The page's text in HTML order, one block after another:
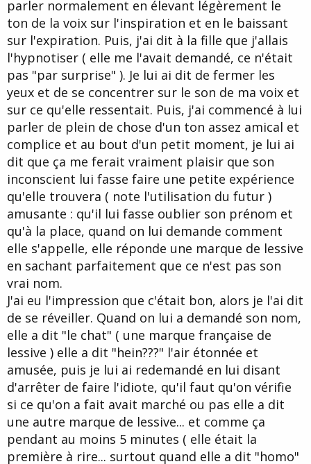
parler normalement en élevant légèrement le
ton de la voix sur l'inspiration et en le baissant
sur l'expiration. Puis, j'ai dit à la fille que j'allais
l'hypnotiser ( elle me l'avait demandé, ce n'était
pas "par surprise" ). Je lui ai dit de fermer les
yeux et de se concentrer sur le son de ma voix et
sur ce qu'elle ressentait. Puis, j'ai commencé à lui
parler de plein de chose d'un ton assez amical et
complice et au bout d'un petit moment, je lui ai
dit que ça me ferait vraiment plaisir que son
inconscient lui fasse faire une petite expérience
qu'elle trouvera ( note l'utilisation du futur )
amusante : qu'il lui fasse oublier son prénom et
qu'à la place, quand on lui demande comment
elle s'appelle, elle réponde une marque de lessive
en sachant parfaitement que ce n'est pas son
vrai nom.
J'ai eu l'impression que c'était bon, alors je l'ai dit
de se réveiller. Quand on lui a demandé son nom,
elle a dit "le chat" ( une marque française de
lessive ) elle a dit "hein???" l'air étonnée et
amusée, puis je lui ai redemandé en lui disant
d'arrêter de faire l'idiote, qu'il faut qu'on vérifie
si ce qu'on a fait avait marché ou pas elle a dit
une autre marque de lessive... et comme ça
pendant au moins 5 minutes ( elle était la
première à rire... surtout quand elle a dit "homo"